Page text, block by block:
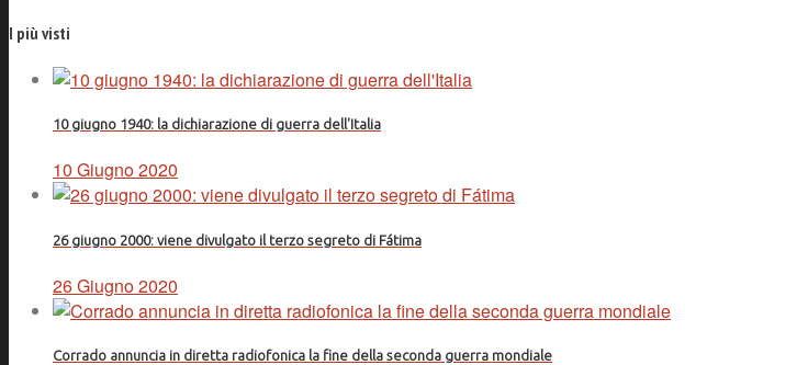
I più visti
10 giugno 1940: la dichiarazione di guerra dell'Italia
10 Giugno 2020
26 giugno 2000: viene divulgato il terzo segreto di Fátima
26 Giugno 2020
Corrado annuncia in diretta radiofonica la fine della seconda guerra mondiale